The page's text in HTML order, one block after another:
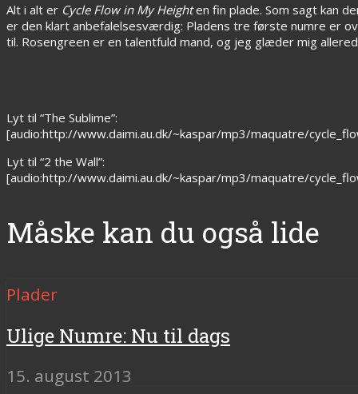
Alt i alt er Cycle Flow in My Heighten fin plade. Som sagt kan
er den klart anbefalelsesværdig: Pladens tre første numre er
til. Rosengreen er en talentfuld mand, og jeg glæder mig
Lyt til “The Sublime”:
[audio:http://www.daimi.au.dk/~kaspar/mp3/maquatre/
Lyt til “2 the Wall”:
[audio:http://www.daimi.au.dk/~kaspar/mp3/maquatre/
Måske kan du også lide
Plader
Ulige Numre: Nu til dags
15. august 2013